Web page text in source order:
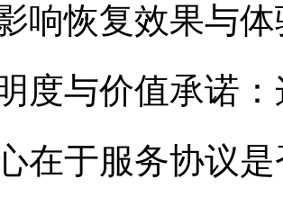
响恢复效果与
度与价值承诺
在于服务协议